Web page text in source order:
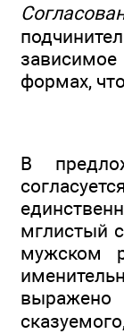
формах,
В
мглистый
мужском